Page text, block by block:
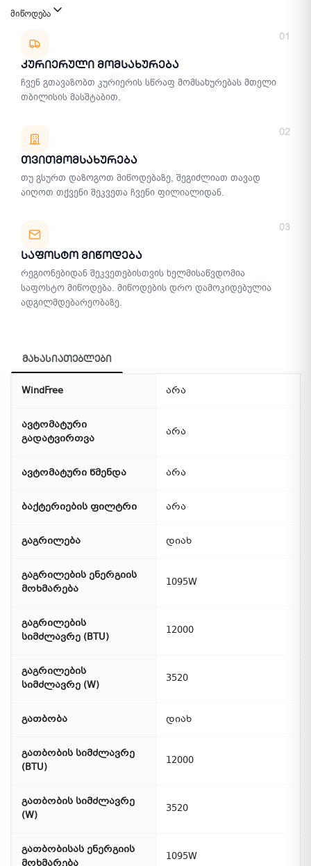
მიწოდება
01
Კურიერული Მომსახურება
ჩვენ გთავაზობთ კურიერის სწრაფ მომსახურებას მთელი
თბილისის მასშტაბით.
02
Თვითმომსახურება
თუ გსურთ დაზოგოთ მიწოდებაზე, შეგიძლიათ თავად
აიღოთ თქვენი შეკვეთა ჩვენი ფილიალიდან.
03
Საფოსტო Მიწოდება
რეგიონებიდან შეკვეთებისთვის ხელმისაწვდომია
საფოსტო მიწოდება. მიწოდების დრო დამოკიდებულია
ადგილმდებარეობაზე.
მახასიათებლები
WindFree არა
ავტომატური
გადატვირთვა
არა
ავტომატური წმენდა არა
ბაქტერიების ფილტრი არა
გაგრილება დიახ
გაგრილების ენერგიის
მოხმარება
1095W
გაგრილების
სიმძლავრე (BTU)
12000
გაგრილების
სიმძლავრე (W)
3520
გათბობა დიახ
გათბობის სიმძლავრე
(BTU)
12000
გათბობის სიმძლავრე
(W)
3520
გათბობისას ენერგიის
1095W